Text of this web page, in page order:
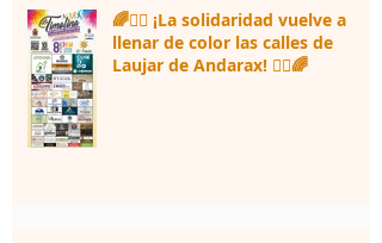
🌈🏃‍♀️ ¡La solidaridad vuelve a
llenar de color las calles de
Laujar de Andarax! 🏃‍♂️🌈